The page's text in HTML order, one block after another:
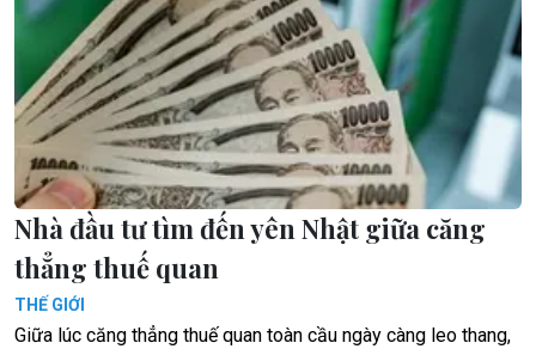
Nhà đầu tư tìm đến yên Nhật giữa căng
thẳng thuế quan
THẾ GIỚI
Giữa lúc căng thẳng thuế quan toàn cầu ngày càng leo thang,